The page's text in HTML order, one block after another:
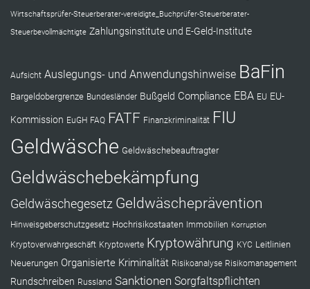
Wirtschaftsprüfer-Steuerberater-vereidigte_Buchprüfer-Steuerberater-
Steuerbevollmächtigte Zahlungsinstitute und E-Geld-Institute
Aufsicht Auslegungs- und Anwendungshinweise BaFin
Bargeldobergrenze Bundesländer Bußgeld Compliance EBA EU EU-
Kommission EuGH FAQ FATF Finanzkriminalität FIU
Geldwäsche Geldwäschebeauftragter
Geldwäschebekämpfung
Geldwäschegesetz Geldwäscheprävention
Hinweisgeberschutzgesetz Hochrisikostaaten Immobilien Korruption
Kryptoverwahrgeschäft Kryptowerte Kryptowährung KYC Leitlinien
Neuerungen Organisierte Kriminalität Risikoanalyse Risikomanagement
Rundschreiben Russland Sanktionen Sorgfaltspflichten